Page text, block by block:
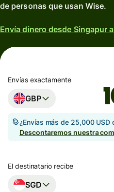
de personas que usan Wise.
Envía dinero desde Singapur
Envías exactamente
GBP
¿Envías más de 25,000 USD
Descontaremos nuestra
El destinatario recibe
SGD